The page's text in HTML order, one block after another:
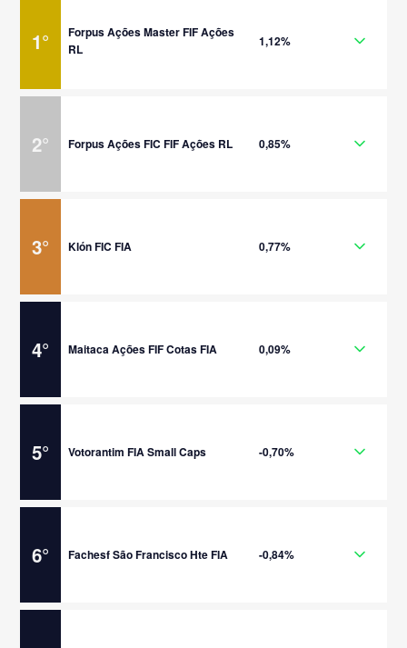
1°
Forpus Ações Master FIF Ações
RL
1,12%
2° Forpus Ações FIC FIF Ações RL 0,85%
3° Klón FIC FIA 0,77%
4° Maitaca Ações FIF Cotas FIA 0,09%
5° Votorantim FIA Small Caps -0,70%
6° Fachesf São Francisco Hte FIA -0,84%